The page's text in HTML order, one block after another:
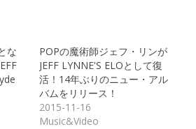
な
POPの魔術師ジェフ・リンが
JEFF LYNNE'S ELOとして復
活！14年ぶりのニュー・アル
バムをリリース！
2015-11-16
Music&Video